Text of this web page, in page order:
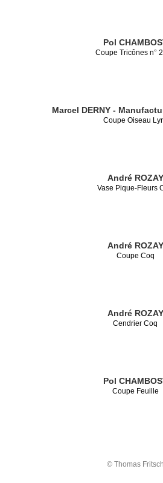
Pol
Coupe Tricônes n°
Marcel DERNY -
Coupe Oiseau
André ROZAY
Vase Pique-Fleurs
André ROZAY
Coupe Coq
André ROZAY
Cendrier Coq
Pol
Coupe Feuille
© Thomas Fritsch